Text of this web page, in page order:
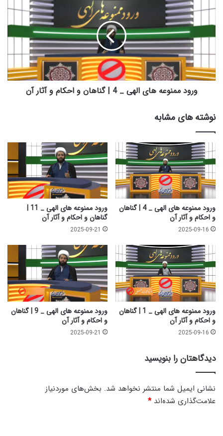
ی
ل
ه
_
2
|
ه
ا
ن
و
ا
ح
ک
ا
م
و
آ
ر
آ
ن
ر
د
م
ن
و
ع
ا
ی
ا
ه
ی
_
4
|
گ
ن
ا
ن
و
ا
ح
ک
ا
م
و
ا
ر
ن
ورود ممنوعه های الهی _ 4 | گناهان و احکام و آثار آن
نوشته های مشابه
ورود ممنوعه های الهی _ 4 | گناهان
و احکام و آثار آن
2025-09-16
ورود ممنوعه های الهی _ 11 |
گناهان و احکام و آثار آن
2025-09-21
ورود ممنوعه های الهی _ 1 | گناهان
و احکام و آثار آن
2025-09-16
ورود ممنوعه های الهی _ 9 | گناهان
و احکام و آثار آن
2025-09-21
دیدگاهتان را بنویسید
نشانی ایمیل شما منتشر نخواهد شد. بخش‌های موردنیاز
علامت‌گذاری شده‌اند*